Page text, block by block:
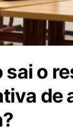
sai o
de